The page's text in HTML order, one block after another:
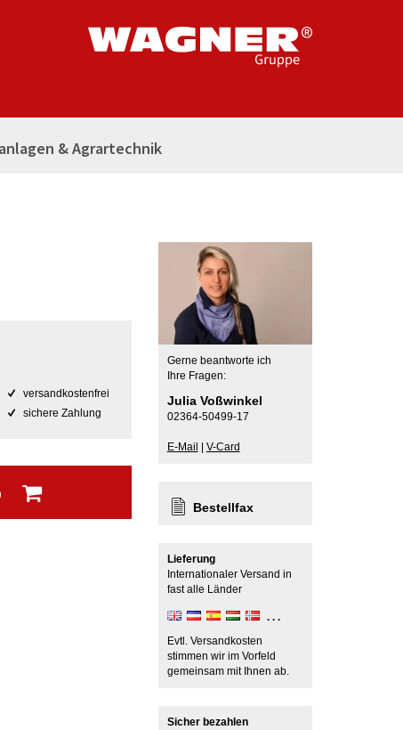
& Agrartechnik
versandkostenfrei
sichere Zahlung
Gerne beantworte ich
Ihre Fragen:
Julia Voßwinkel
02364-50499-17
E-Mail V-Card
Bestellfax
Lieferung
Internationaler Versand in
fast alle Länder
Evtl. Versandkosten
stimmen wir im Vorfeld
gemeinsam mit Ihnen ab.
Sicher bezahlen